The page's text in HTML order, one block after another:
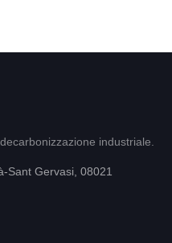
industriale.
Sant Gervasi, 08021